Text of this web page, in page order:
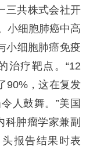
三共株式会社开
小细胞肺癌中高
小细胞肺癌免疫
治疗靶点。“12
90%，这在复发
人鼓舞。”美国
科肿瘤学家兼副
报告结果时表